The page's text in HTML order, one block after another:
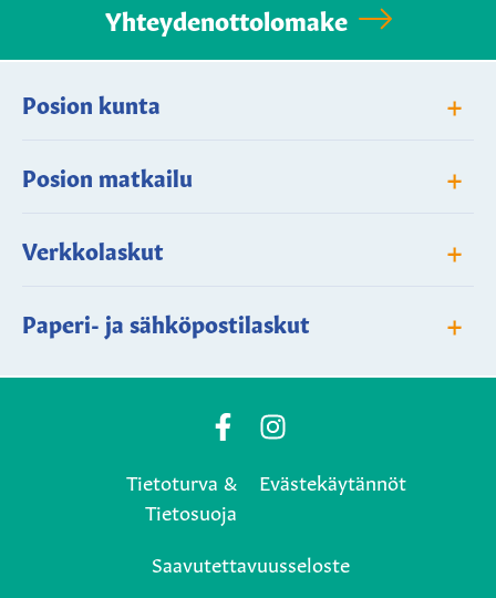
Yhteydenottolomake
Posion kunta +
Posion matkailu +
Verkkolaskut +
Paperi- ja sähköpostilaskut +
Posio
Facebook
page
Posio
Instagram
Tietoturva &
Tietosuoja
Evästekäytännöt
Saavutettavuusseloste